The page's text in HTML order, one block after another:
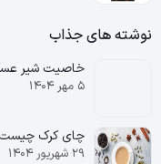
نوشته های جذاب
خاصیت شیر
۵ مهر ۱۴۰۴
چای کرک چیست
۲۹ شهریور ۱۴۰۴